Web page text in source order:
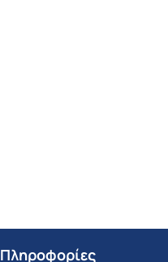
Πληροφορίες